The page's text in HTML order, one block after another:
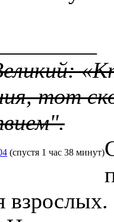
тот
(спустя 1 час 38 минут)